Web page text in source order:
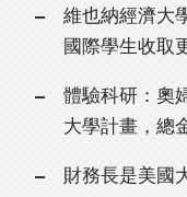
維也納經濟大
國際學生收取
體驗科研：奧
大學計畫，總
財務長是美國